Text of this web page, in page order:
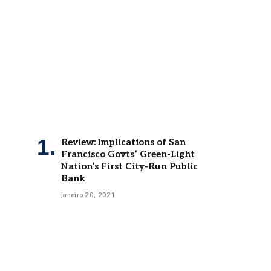
Review: Implications of San
Francisco Govts’ Green-Light
Nation’s First City-Run Public
Bank
janeiro 20, 2021